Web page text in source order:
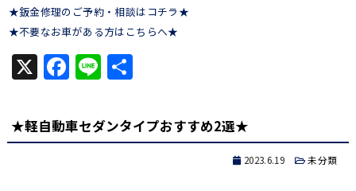
★鈑金修理のご予約・相談はコチラ★
★不要なお車がある方はこちらへ★
X Facebook
Line共
★軽自動車セダンタイプおすすめ2選★
2023.6.19 未分類